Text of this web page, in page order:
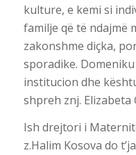
kulture, e kemi si
familje që të ndajmë
zakonshme diçka,
sporadike.
institucion dhe
shpreh znj. Elizabeta
Ish drejtori i
z.Halim Kosova do